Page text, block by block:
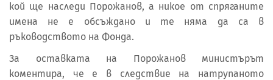
кой ще наследи Порожанов, а никое от спряганите
имена не е обсъждано и те няма да са в
ръководството на Фонда.
За оставката на Порожанов министърът
коментира, че е в следствие на натрупаното